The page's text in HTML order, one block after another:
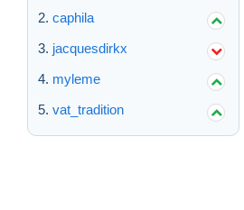
caphila
jacquesdirkx
myleme
vat_tradition